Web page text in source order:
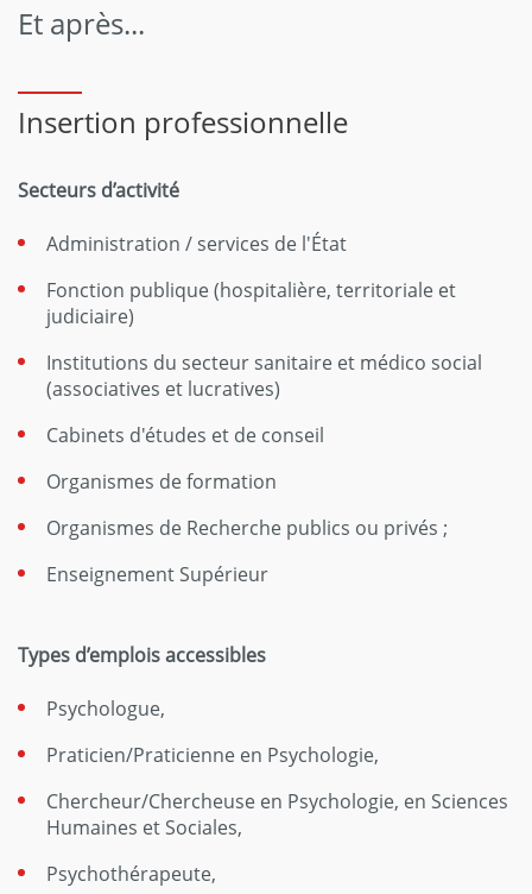
Et après...
Insertion professionnelle
Secteurs d’activité
Administration / services de l'État
Fonction publique (hospitalière, territoriale et
judiciaire)
Institutions du secteur sanitaire et médico social
(associatives et lucratives)
Cabinets d'études et de conseil
Organismes de formation
Organismes de Recherche publics ou privés ;
Enseignement Supérieur
Types d’emplois accessibles
Psychologue,
Praticien/Praticienne en Psychologie,
Chercheur/Chercheuse en Psychologie, en Sciences
Humaines et Sociales,
Psychothérapeute,